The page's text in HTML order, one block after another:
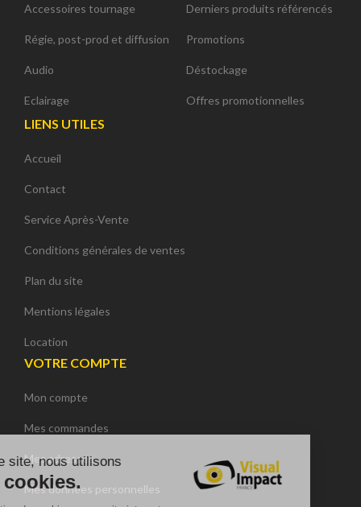
Accessoires tournage
Régie, post-prod et diffusion
Audio
Eclairage
Derniers produits référencés
Promotions
Déstockage
Offres promotionnelles
LIENS UTILES
Accueil
Contact
Service Après-Vente
Conditions générales de ventes
Plan du site
Mentions légales
Location
VOTRE COMPTE
Mon compte
Mes commandes
Mes adresses
Mes données personnelles
Sur ce site, nous utilisons
des cookies.